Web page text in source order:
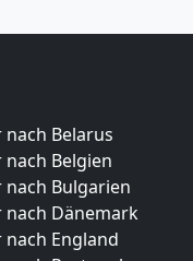
Belarus
Belgien
nach Bulgarien
nach Dänemark
England